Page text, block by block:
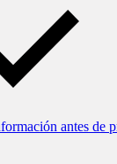
antes de